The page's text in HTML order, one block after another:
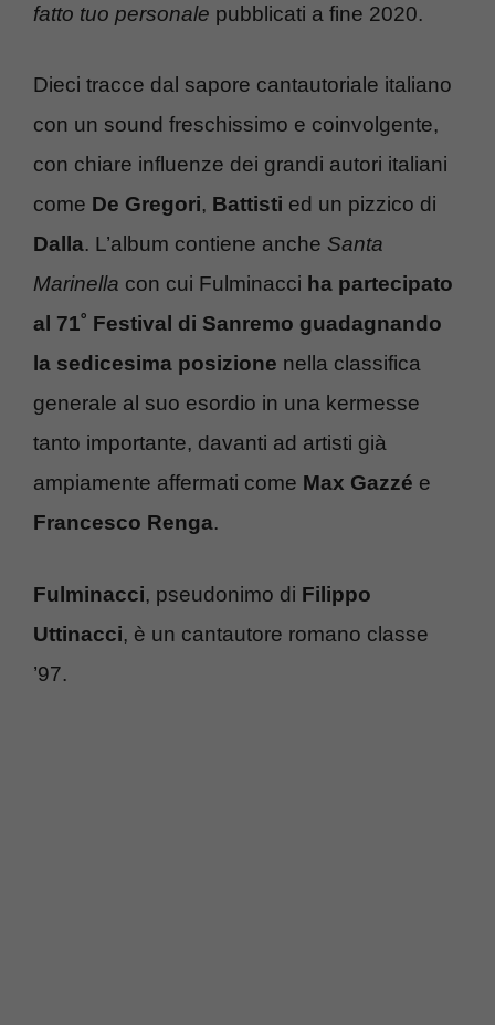
fatto tuo personale pubblicati a fine 2020.
Dieci tracce dal sapore cantautoriale italiano
con un sound freschissimo e coinvolgente,
con chiare influenze dei grandi autori italiani
come De Gregori, Battisti ed un pizzico di
Dalla. L’album contiene anche Santa
Marinella con cui Fulminacci ha partecipato
al 71˚ Festival di Sanremo guadagnando
la sedicesima posizione nella classifica
generale al suo esordio in una kermesse
tanto importante, davanti ad artisti già
ampiamente affermati come Max Gazzé e
Francesco Renga.
Fulminacci, pseudonimo di Filippo
Uttinacci, è un cantautore romano classe
’97.